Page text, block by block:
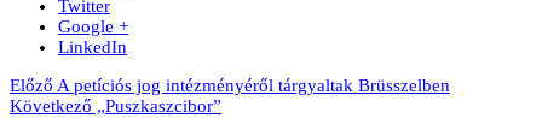
Twitter
Google +
LinkedIn
Előző A petíciós jog intézményéről tárgyaltak Brüsszelben
Következő „Puszkaszcibor”